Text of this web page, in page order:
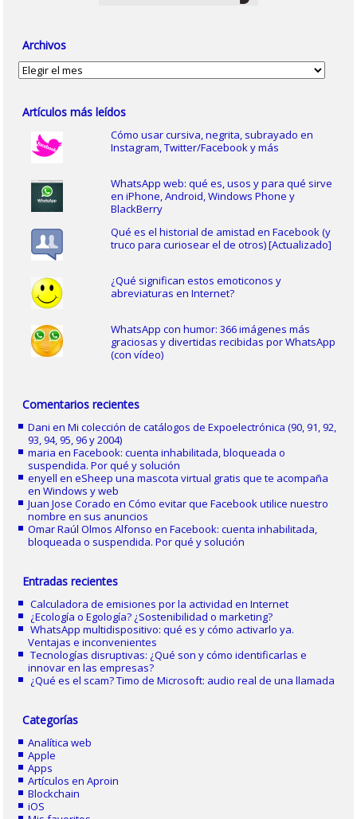
Archivos
Archivos
Artículos más leídos
Cómo usar cursiva, negrita, subrayado en
Instagram, Twitter/Facebook y más
WhatsApp web: qué es, usos y para qué sirve
en iPhone, Android, Windows Phone y
BlackBerry
Qué es el historial de amistad en Facebook (y
truco para curiosear el de otros) [Actualizado]
¿Qué significan estos emoticonos y
abreviaturas en Internet?
WhatsApp con humor: 366 imágenes más
graciosas y divertidas recibidas por WhatsApp
(con vídeo)
Comentarios recientes
Dani enMi colección de catálogos de Expoelectrónica (90, 91, 92,
93, 94, 95, 96 y 2004)
maria enFacebook: cuenta inhabilitada, bloqueada o
suspendida. Por qué y solución
enyell eneSheep una mascota virtual gratis que te acompaña
en Windows y web
Juan Jose Corado enCómo evitar que Facebook utilice nuestro
nombre en sus anuncios
Omar Raúl Olmos Alfonso enFacebook: cuenta inhabilitada,
bloqueada o suspendida. Por qué y solución
Entradas recientes
Calculadora de emisiones por la actividad en Internet
¿Ecología o Egología? ¿Sostenibilidad o marketing?
WhatsApp multidispositivo: qué es y cómo activarlo ya.
Ventajas e inconvenientes
Tecnologías disruptivas: ¿Qué son y cómo identificarlas e
innovar en las empresas?
¿Qué es el scam? Timo de Microsoft: audio real de una llamada
Categorías
Analítica web
Apple
Apps
Artículos en Aproin
Blockchain
iOS